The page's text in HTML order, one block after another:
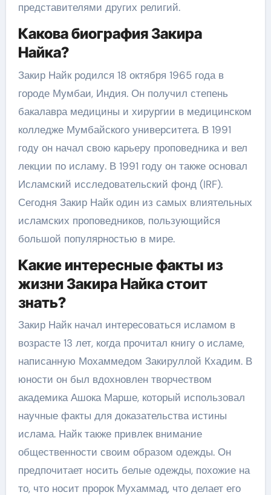
представителями других религий.
Какова биография Закира
Найка?
Закир Найк родился 18 октября 1965 года в
городе Мумбаи, Индия. Он получил степень
бакалавра медицины и хирургии в медицинском
колледже Мумбайского университета. В 1991
году он начал свою карьеру проповедника и вел
лекции по исламу. В 1991 году он также основал
Исламский исследовательский фонд (IRF).
Сегодня Закир Найк один из самых влиятельных
исламских проповедников, пользующийся
большой популярностью в мире.
Какие интересные факты из
жизни Закира Найка стоит
знать?
Закир Найк начал интересоваться исламом в
возрасте 13 лет, когда прочитал книгу о исламе,
написанную Мохаммедом Закируллой Кхадим. В
юности он был вдохновлен творчеством
академика Ашока Марше, который использовал
научные факты для доказательства истины
ислама. Найк также привлек внимание
общественности своим образом одежды. Он
предпочитает носить белые одежды, похожие на
то, что носит пророк Мухаммад, что делает его